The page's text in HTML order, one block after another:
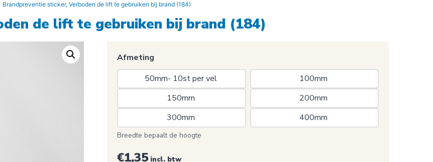
Brandpreventie sticker, Verboden de lift te gebruiken bij brand (184)
de lift te gebruiken bij brand (184)
Afmeting
50mm- 10st per vel
100mm
150mm
200mm
300mm
400mm
Breedte bepaalt de hoogte
€1,35 incl. btw